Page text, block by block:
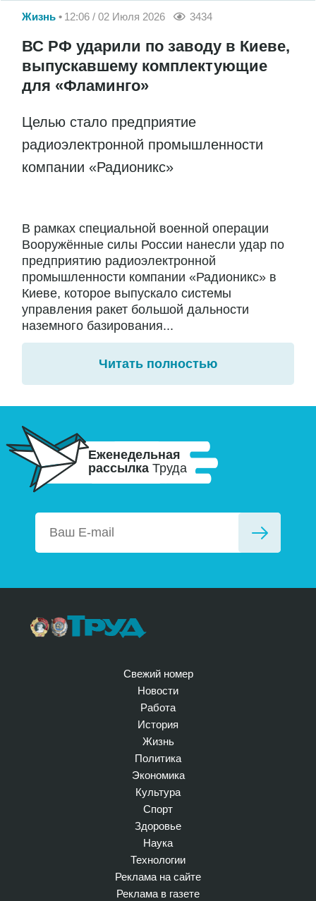
Жизнь 12:06 / 02 Июля 2026 3434
ВС РФ ударили по заводу в Киеве,
выпускавшему комплектующие
для «Фламинго»
Целью стало предприятие
радиоэлектронной промышленности
компании «Радионикс»
В рамках специальной военной операции
Вооружённые силы России нанесли удар по
предприятию радиоэлектронной
промышленности компании «Радионикс» в
Киеве, которое выпускало системы
управления ракет большой дальности
наземного базирования...
Читать полностью
Еженедельная
рассылка Труда
Свежий номер
Новости
Работа
История
Жизнь
Политика
Экономика
Культура
Спорт
Здоровье
Наука
Технологии
Реклама на сайте
Реклама в газете